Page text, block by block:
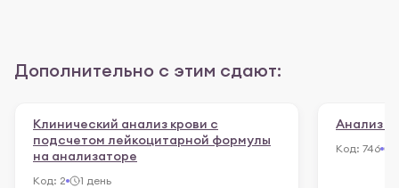
Дополнительно с этим сдают:
Клинический анализ крови с
подсчетом лейкоцитарной формулы
на анализаторе
Код: 2 1 день
Анализ
Код: 746